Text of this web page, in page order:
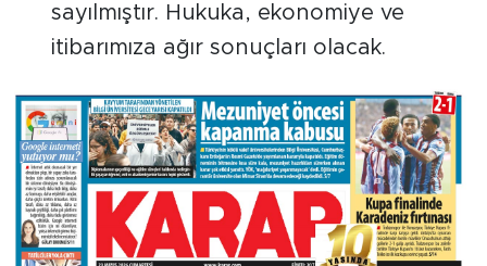
sayılmıştır. Hukuka, ekonomiye ve
itibarımıza ağır sonuçları olacak.